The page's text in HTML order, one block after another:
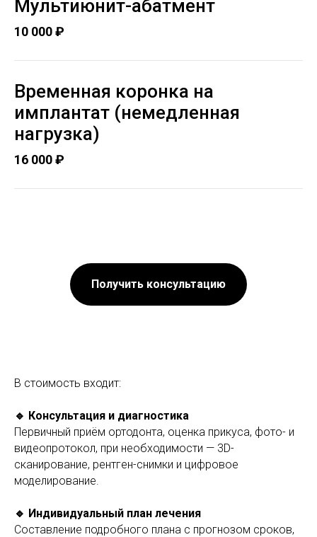
Мультиюнит-абатмент
10 000 ₽
Временная коронка на
имплантат (немедленная
нагрузка)
16 000 ₽
Получить консультацию
В стоимость входит:
🔹 Консультация и диагностика
Первичный приём ортодонта, оценка прикуса, фото- и
видеопротокол, при необходимости — 3D-
сканирование, рентген-снимки и цифровое
моделирование.
🔹 Индивидуальный план лечения
Составление подробного плана с прогнозом сроков,